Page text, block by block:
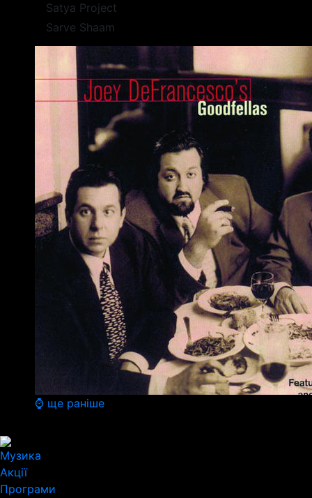
Satya Project
Sarve Shaam
⌚ ще раніше
Музика
Акції
Програми